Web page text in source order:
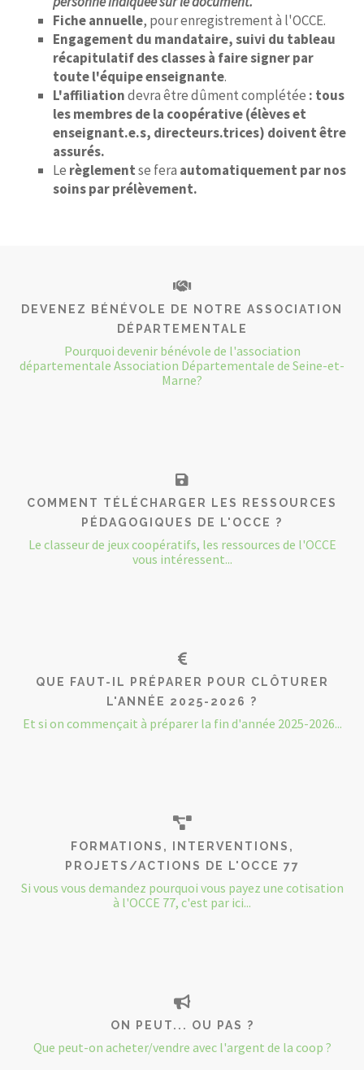
Fiche annuelle, pour enregistrement à l'OCCE.
Engagement du mandataire, suivi du tableau
récapitulatif des classes à faire signer par
toute l'équipe enseignante.
L'affiliationdevra être dûment complétée : tous
les membres de la coopérative (élèves et
enseignant.e.s, directeurs.trices) doivent être
assurés.
Le règlementse fera automatiquement par nos
soins par prélèvement.
DEVENEZ BÉNÉVOLE DE NOTRE ASSOCIATION
DÉPARTEMENTALE
Pourquoi devenir bénévole de l'association
départementale Association Départementale de Seine-et-
Marne?
COMMENT TÉLÉCHARGER LES RESSOURCES
PÉDAGOGIQUES DE L'OCCE ?
Le classeur de jeux coopératifs, les ressources de l'OCCE
vous intéressent...
QUE FAUT-IL PRÉPARER POUR CLÔTURER
L'ANNÉE 2025-2026 ?
Et si on commençait à préparer la fin d'année 2025-2026...
FORMATIONS, INTERVENTIONS,
PROJETS/ACTIONS DE L'OCCE 77
Si vous vous demandez pourquoi vous payez une cotisation
à l'OCCE 77, c'est par ici...
ON PEUT... OU PAS ?
Que peut-on acheter/vendre avec l'argent de la coop ?